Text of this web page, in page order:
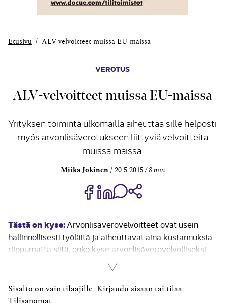
Etusivu ALV-velvoitteet muissa EU-maissa
VEROTUS
ALV-velvoitteet muissa EU-maissa
Yrityksen toiminta ulkomailla aiheuttaa sille helposti
myös arvonlisäverotukseen liittyviä velvoitteita
muissa maissa.
Miika Jokinen 20.5.2015 8 min
Jaa Share on Facebook
Jaa Share on LinkedIn
Jaa WhatsApp-viestinä
Tästä on kyse:Arvonlisäverovelvoitteet ovat usein
hallinnollisesti työläitä ja aiheuttavat aina kustannuksia
riippumatta siitä, onko kyse arvonlisäverovelvolliseksi
rekisteröitymisestä ja ALV:n tilittämisestä paikallisesta
myynnistä vai pelkän raportointivelvoitteen
täyttämisestä. Ideaalitilanteessa mahdolliset velvoitteet
selvitetään jo myyntiä tai projektia suunniteltaessa.
Lue lisää
Sisältö on vain tilaajille. Kirjaudu sisään tai tilaa
Tilisanomat